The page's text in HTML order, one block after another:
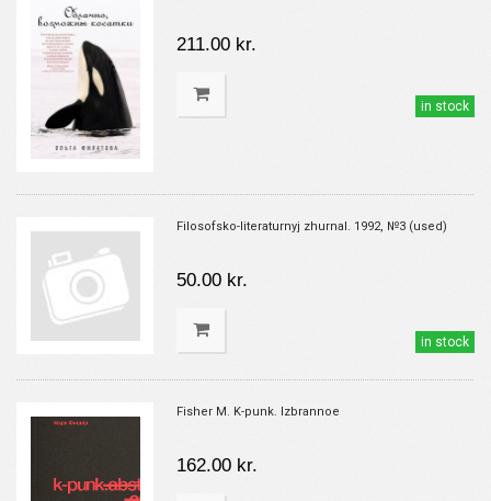
211.00 kr.
in stock
Filosofsko-literaturnyj zhurnal. 1992, №3 (used)
50.00 kr.
in stock
Fisher M. K-punk. Izbrannoe
162.00 kr.